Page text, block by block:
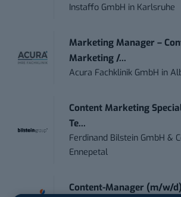
Instaffo GmbH in Karlsruhe
Marketing Manager –
Marketing /...
Acura Fachklinik GmbH in
Content Marketing
Te...
Ferdinand Bilstein GmbH &
Ennepetal
Content-Manager (m/w/d)